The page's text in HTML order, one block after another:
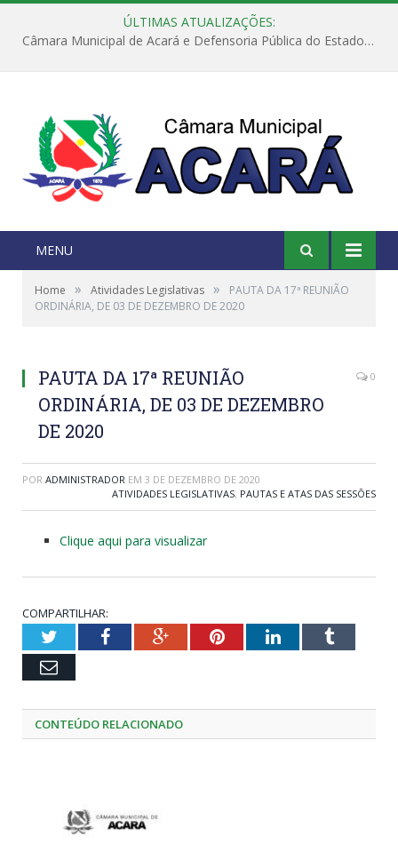
ÚLTIMAS ATUALIZAÇÕES:
Câmara Municipal de Acará e Defensoria Pública do Estado, promovem Ação Balcão de Direitos
MENU
Home » Atividades Legislativas »
PAUTA DA 17ª REUNIÃO
ORDINÁRIA, DE 03 DE DEZEMBRO DE 2020
PAUTA DA 17ª REUNIÃO
ORDINÁRIA, DE 03 DE DEZEMBRO
DE 2020
0
POR ADMINISTRADOR EM 3 DE DEZEMBRO DE 2020
ATIVIDADES LEGISLATIVAS, PAUTAS E ATAS DAS SESSÕES
Clique aqui para visualizar
COMPARTILHAR:
TwitterFacebookGoogle+PinterestLinkedInTumblr
Email
CONTEÚDO RELACIONADO